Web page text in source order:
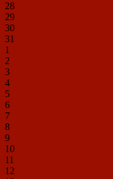
28
29
30
31
1
2
3
4
5
6
7
8
9
10
11
12